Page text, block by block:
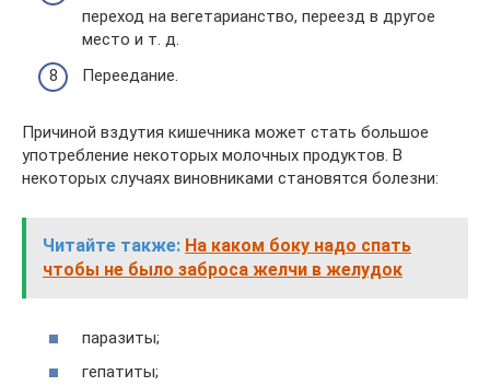
переход на вегетарианство, переезд в другое
место и т. д.
Переедание.
Причиной вздутия кишечника может стать большое
употребление некоторых молочных продуктов. В
некоторых случаях виновниками становятся болезни:
Читайте также: На каком боку надо спать
чтобы не было заброса желчи в желудок
паразиты;
гепатиты;